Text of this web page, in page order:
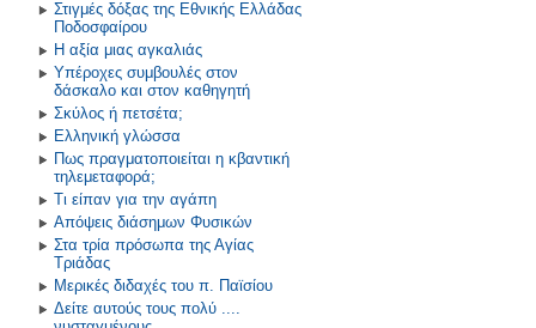
Στιγμές δόξας της Εθνικής Ελλάδας
Ποδοσφαίρου
Η αξία μιας αγκαλιάς
Υπέροχες συμβουλές στον
δάσκαλο και στον καθηγητή
Σκύλος ή πετσέτα;
Ελληνική γλώσσα
Πως πραγματοποιείται η κβαντική
τηλεμεταφορά;
Τι είπαν για την αγάπη
Απόψεις διάσημων Φυσικών
Στα τρία πρόσωπα της Αγίας
Τριάδας
Μερικές διδαχές του π. Παϊσίου
Δείτε αυτούς τους πολύ ....